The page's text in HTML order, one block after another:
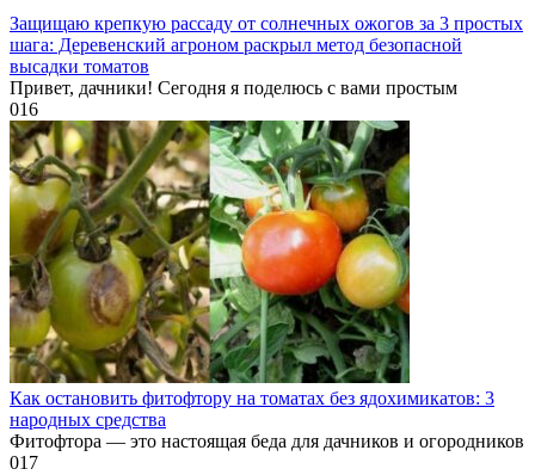
Защищаю крепкую рассаду от солнечных ожогов за 3 простых
шага: Деревенский агроном раскрыл метод безопасной
высадки томатов
Привет, дачники! Сегодня я поделюсь с вами простым
016
Как остановить фитофтору на томатах без ядохимикатов: 3
народных средства
Фитофтора — это настоящая беда для дачников и огородников
017